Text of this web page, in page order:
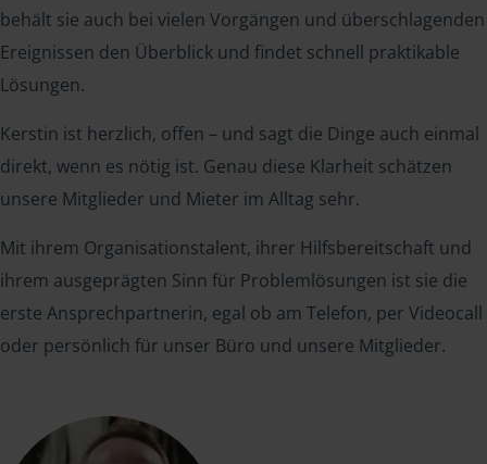
behält sie auch bei vielen Vorgängen und überschlagenden
Ereignissen den Überblick und findet schnell praktikable
Lösungen.
Kerstin ist herzlich, offen – und sagt die Dinge auch einmal
direkt, wenn es nötig ist. Genau diese Klarheit schätzen
unsere Mitglieder und Mieter im Alltag sehr.
Mit ihrem Organisationstalent, ihrer Hilfsbereitschaft und
ihrem ausgeprägten Sinn für Problemlösungen ist sie die
erste Ansprechpartnerin, egal ob am Telefon, per Videocall
oder persönlich für unser Büro und unsere Mitglieder.